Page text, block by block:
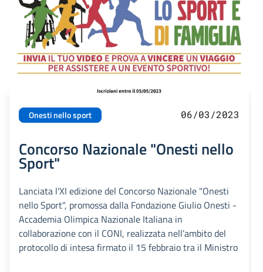
Onesti nello sport 06/03/2023
Concorso Nazionale "Onesti nello
Sport"
Lanciata l'XI edizione del Concorso Nazionale "Onesti
nello Sport", promossa dalla Fondazione Giulio Onesti -
Accademia Olimpica Nazionale Italiana in
collaborazione con il CONI, realizzata nell’ambito del
protocollo di intesa firmato il 15 febbraio tra il Ministro